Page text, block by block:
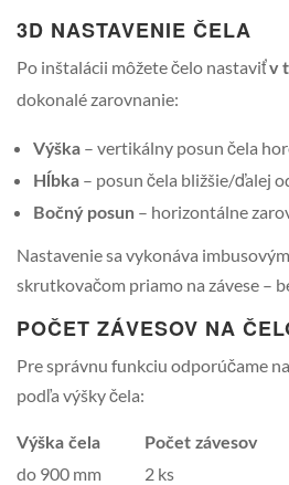
3D NASTAVENIE ČELA
Po inštalácii môžete čelo nastaviťv
dokonalé zarovnanie:
Výška – vertikálny posun čela
Hĺbka – posun čela bližšie/ďalej
Bočný posun – horizontálne
Nastavenie sa vykonáva
skrutkovačom priamo na závese –
POČET ZÁVESOV NA
Pre správnu funkciu odporúčame
podľa výšky čela:
Výška čela Počet závesov
do 900 mm
2 ks